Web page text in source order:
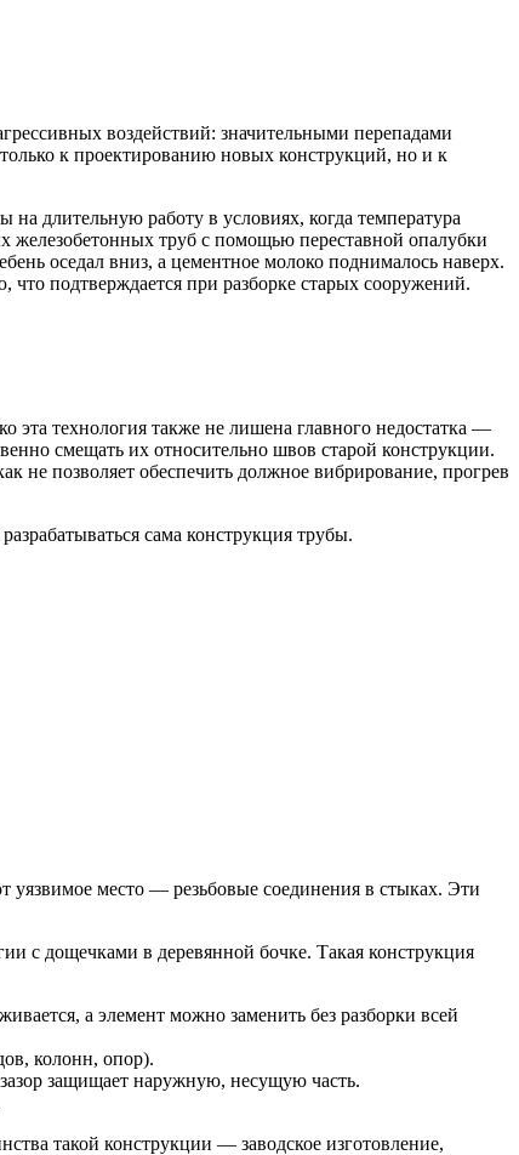
воздействий: значительными перепадами
к проектированию новых конструкций, но и к
длительную работу в условиях, когда температура
железобетонных труб с помощью переставной опалубки
оседал вниз, а цементное молоко поднималось наверх.
подтверждается при разборке старых сооружений.
эта технология также не лишена главного недостатка —
смещать их относительно швов старой конструкции.
не позволяет обеспечить должное вибрирование, прогрев
сама конструкция трубы.
уязвимое место — резьбовые соединения в стыках. Эти
с дощечками в деревянной бочке. Такая конструкция
а элемент можно заменить без разборки всей
колонн, опор).
защищает наружную, несущую часть.
такой конструкции — заводское изготовление,